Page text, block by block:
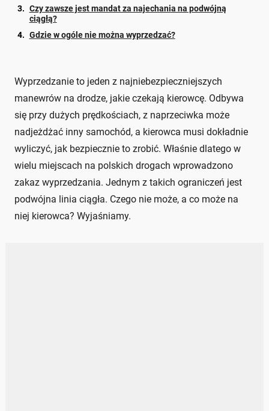
Czy zawsze jest mandat za najechania na podwójną
ciągłą?
Gdzie w ogóle nie można wyprzedzać?
Wyprzedzanie to jeden z najniebezpieczniejszych
manewrów na drodze, jakie czekają kierowcę. Odbywa
się przy dużych prędkościach, z naprzeciwka może
nadjeżdżać inny samochód, a kierowca musi dokładnie
wyliczyć, jak bezpiecznie to zrobić. Właśnie dlatego w
wielu miejscach na polskich drogach wprowadzono
zakaz wyprzedzania. Jednym z takich ograniczeń jest
podwójna linia ciągła. Czego nie może, a co może na
niej kierowca? Wyjaśniamy.